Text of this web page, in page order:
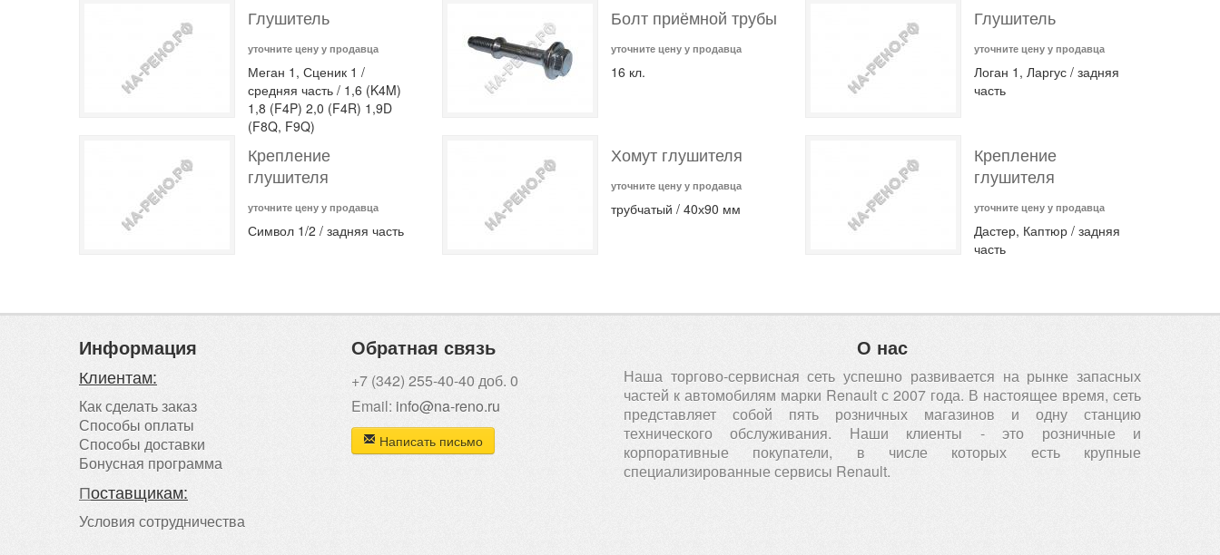
Глушитель
уточните цену у продавца
Меган 1, Сценик 1 /
средняя часть / 1,6 (K4M)
1,8 (F4P) 2,0 (F4R) 1,9D
(F8Q, F9Q)
Болт приёмной трубы
уточните цену у продавца
16 кл.
Глушитель
уточните цену у продавца
Логан 1, Ларгус / задняя
часть
Крепление
глушителя
уточните цену у продавца
Символ 1/2 / задняя часть
Хомут глушителя
уточните цену у продавца
трубчатый / 40х90 мм
Крепление
глушителя
уточните цену у продавца
Дастер, Каптюр / задняя
часть
Информация
Клиентам:
Как сделать заказ
Способы оплаты
Способы доставки
Бонусная программа
Поставщикам:
Условия сотрудничества
Обратная связь
+7 (342) 255-40-40 доб. 0
Email: info@na-reno.ru
Написать письмо
О нас
Наша торгово-сервисная сеть успешно развивается на рынке запасных
частей к автомобилям марки Renault с 2007 года. В настоящее время, сеть
представляет собой пять розничных магазинов и одну станцию
технического обслуживания. Наши клиенты - это розничные и
корпоративные покупатели, в числе которых есть крупные
специализированные сервисы Renault.